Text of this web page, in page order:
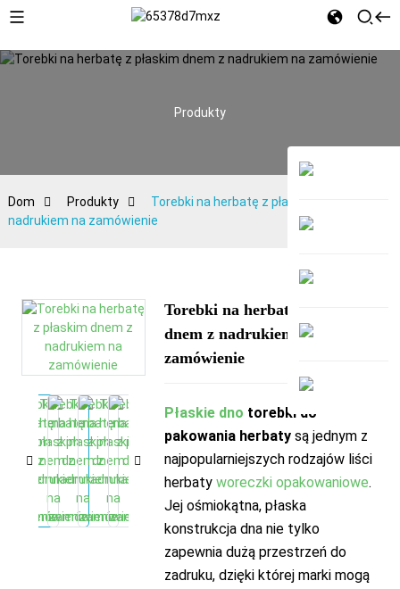
Produkty
Dom Produkty
Torebki na herbatę z płaskim dnem z
nadrukiem na zamówienie
Torebki na herbatę z płaskim
dnem z nadrukiem na
zamówienie
Płaskie dno torebki do
pakowania herbatysą jednym z
najpopularniejszych rodzajów liści
herbaty woreczki opakowaniowe.
Jej ośmiokątna, płaska
konstrukcja dna nie tylko
zapewnia dużą przestrzeń do
zadruku, dzięki której marki mogą